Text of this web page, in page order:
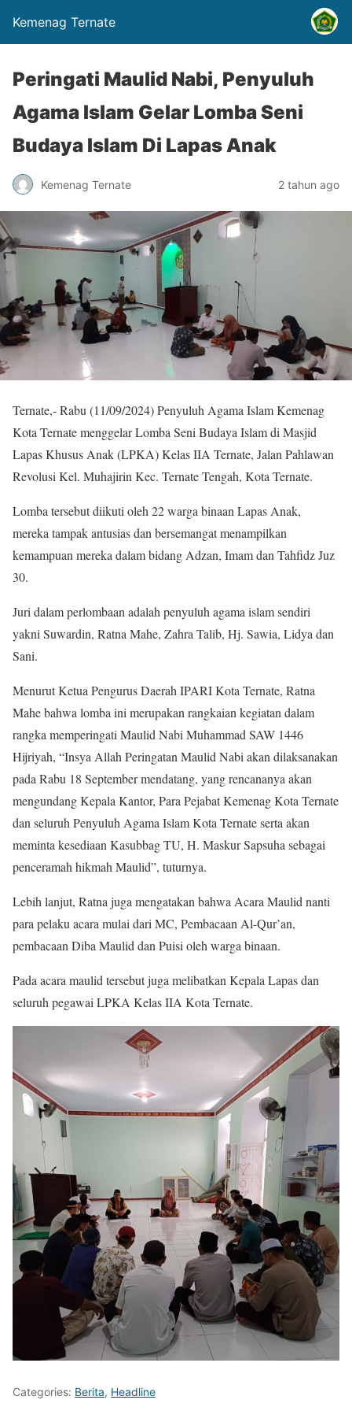
Kemenag Ternate
Peringati Maulid Nabi, Penyuluh
Agama Islam Gelar Lomba Seni
Budaya Islam Di Lapas Anak
Kemenag Ternate 2 tahun ago
Ternate,- Rabu (11/09/2024) Penyuluh Agama Islam Kemenag
Kota TernatemenggelarLomba Seni Budaya Islam di Masjid
LapasKhusus Anak (LPKA) Kelas IIA Ternate, Jalan Pahlawan
Revolusi Kel. Muhajirin Kec. Ternate Tengah, Kota Ternate.
Lomba tersebut diikuti oleh 22 warga binaan Lapas Anak,
mereka tampak antusias dan bersemangat menampilkan
kemampuan mereka dalam bidang Adzan, Imam dan Tahfidz Juz
30.
Juri dalam perlombaan adalah penyuluh agama islam sendiri
yakni Suwardin, Ratna Mahe, Zahra Talib, Hj. Sawia, Lidya dan
Sani.
Menurut Ketua Pengurus Daerah IPARI Kota Ternate, Ratna
Mahe bahwa lomba ini merupakan rangkaian kegiatan dalam
rangka memperingati Maulid Nabi Muhammad SAW 1446
Hijriyah, “Insya Allah Peringatan Maulid Nabi akan dilaksanakan
pada Rabu 18 September mendatang, yang rencananya akan
mengundang Kepala Kantor, Para Pejabat Kemenag Kota Ternate
dan seluruh Penyuluh Agama Islam Kota Ternate serta akan
meminta kesediaan Kasubbag TU, H. Maskur Sapsuha sebagai
penceramah hikmah Maulid”, tuturnya.
Lebih lanjut, Ratna juga mengatakan bahwa Acara Maulid nanti
para pelaku acara mulai dari MC, Pembacaan Al-Qur’an,
pembacaan Diba Maulid dan Puisi oleh warga binaan.
Pada acara maulid tersebut juga melibatkan Kepala Lapas dan
seluruh pegawai LPKA Kelas IIA Kota Ternate.
Categories: Berita, Headline